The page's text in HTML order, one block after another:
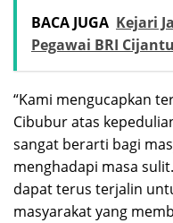
BACA JUGA Kejari
Pegawai BRI
“Kami mengucapkan
Cibubur atas
sangat berarti bagi
menghadapi masa
dapat terus terjalin
masyarakat yang